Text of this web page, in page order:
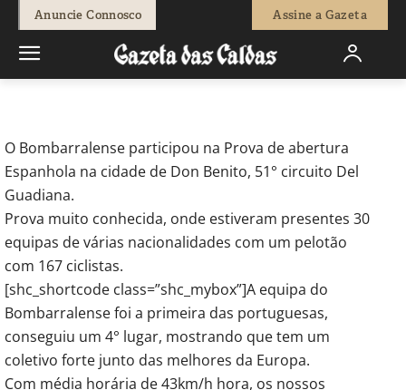
Anuncie Connosco Assine a Gazeta
Redação - 10 de Março, 2017 0
O Bombarralense participou na Prova de abertura
Espanhola na cidade de Don Benito, 51° circuito Del
Guadiana.
Prova muito conhecida, onde estiveram presentes 30
equipas de várias nacionalidades com um pelotão
com 167 ciclistas.
[shc_shortcode class=”shc_mybox”]A equipa do
Bombarralense foi a primeira das portuguesas,
conseguiu um 4° lugar, mostrando que tem um
coletivo forte junto das melhores da Europa.
Com média horária de 43km/h hora, os nossos